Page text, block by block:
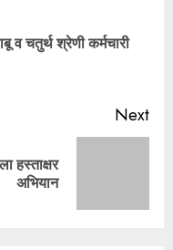
व चतुर्थ श्रेणी कर्मचारी
Next
हस्ताक्षर
अभियान